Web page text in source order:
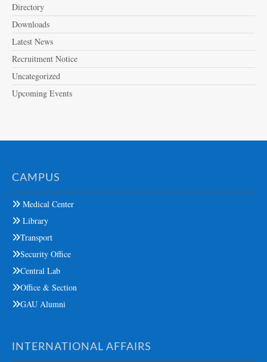
Directory
Downloads
Latest News
Recruitment Notice
Uncategorized
Upcoming Events
CAMPUS
Medical Center
Library
Transport
Security Office
Central Lab
Office & Section
GAU Alumni
INTERNATIONAL AFFAIRS